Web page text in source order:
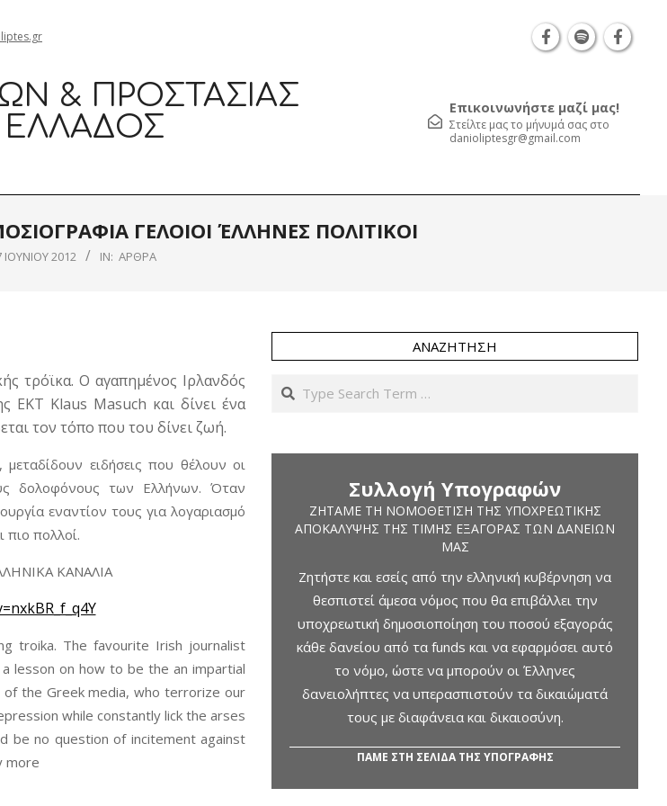
& ΠΡΟΣΤΑΣΊΑΣ
Επικοινωνήστε μαζί μας!
Στείλτε μας το μήνυμά σας στο
danioliptesgr@gmail.com
ΓΕΛΟΙΟΙ ΈΛΛΗΝΕΣ ΠΟΛΙΤΙΚΟΙ
ΙΟΥΝΊΟΥ 2012 IN: ΆΡΘΡΑ
τρόϊκα. Ο αγαπημένος Ιρλανδός
ΕΚΤ Klaus Masuch και δίνει ένα
τον τόπο που του δίνει ζωή.
ειδήσεις που θέλουν οι
δολοφόνους των Ελλήνων. Όταν
εναντίον τους για λογαριασμό
πιο πολλοί.
ΚΑΝΑΛΙΑ
troika. The favourite Irish journalist
lesson on how to be the an impartial
the Greek media, who terrorize our
while constantly lick the arses
be no question of incitement against
more
ΑΝΑΖΉΤΗΣΗ
Search
Συλλογή Υπογραφών
ΖΗΤΆΜΕ ΤΗ ΝΟΜΟΘΈΤΙΣΗ ΤΗΣ ΥΠΟΧΡΕΩΤΙΚΉΣ
ΑΠΟΚΆΛΥΨΗΣ ΤΗΣ ΤΙΜΉΣ ΕΞΑΓΟΡΆΣ ΤΩΝ ΔΑΝΕΊΩΝ
ΜΑΣ
Ζητήστε και εσείς από την ελληνική κυβέρνηση να
θεσπιστεί άμεσα νόμος που θα επιβάλλει την
υποχρεωτική δημοσιοποίηση του ποσού εξαγοράς
κάθε δανείου από τα funds και να εφαρμόσει αυτό
το νόμο, ώστε να μπορούν οι Έλληνες
δανειολήπτες να υπερασπιστούν τα δικαιώματά
τους με διαφάνεια και δικαιοσύνη.
ΠΑΜΕ ΣΤΗ ΣΕΛΙΔΑ ΤΗΣ ΥΠΟΓΡΑΦΗΣ